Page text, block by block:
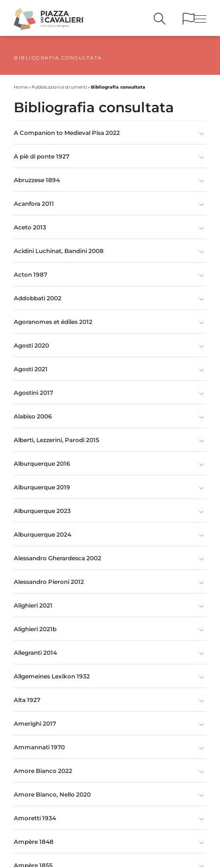
PUBBLICAZIONI E STRUMENTI
BIBLIOGRAFIA CONSULTATA
Home» Pubblicazioni e strumenti»Bibliografia consultata
Bibliografia consultata
A Companion to Medieval Pisa 2022
A piè di ponte 1927
Abruzzese 1894
Acanfora 2011
Aceto 2013
Acidini Luchinat, Bandini 2008
Acton 1987
Addobbati 2002
Agoranomes et édiles 2012
Agosti 2020
Agosti 2021
Agostini 2017
Alabiso 2006
Alberti, Lezzerini, Parodi 2015
Alburquerque 2016
Alburquerque 2019
Alburquerque 2023
Alburquerque 2024
Alessandro Gherardesca 2002
Alessandro Pieroni 2012
Alighieri 2021
Alighieri 2021b
Allegranti 2014
Allgemeines Lexikon 1932
Alta 1927
Amerighi 2017
Ammannati 1970
Amore Bianco 2022
Amore Bianco, Nello 2020
Amoretti 1934
Ampère 1848
Ampère 1855